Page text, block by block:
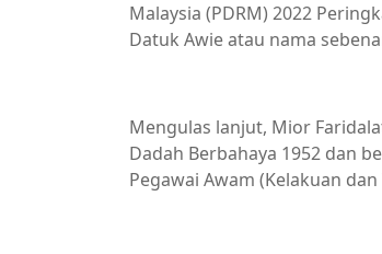
Malaysia (PDRM) 2022
Datuk Awie atau nama
Mengulas lanjut, Mior
Dadah Berbahaya 1952 dan
Pegawai Awam (Kelakuan